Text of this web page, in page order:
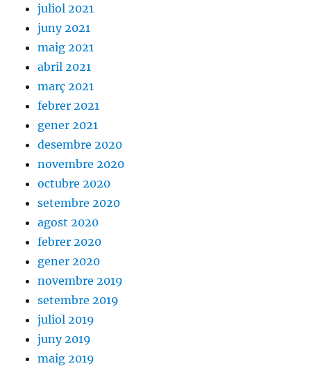
juliol 2021
juny 2021
maig 2021
abril 2021
març 2021
febrer 2021
gener 2021
desembre 2020
novembre 2020
octubre 2020
setembre 2020
agost 2020
febrer 2020
gener 2020
novembre 2019
setembre 2019
juliol 2019
juny 2019
maig 2019